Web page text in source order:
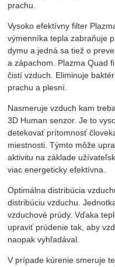
prachu.
Vysoko efektívny filter
výmenníka tepla zabraňuje
dymu a jedná sa tiež o
a zápachom. Plazma Quad
čistí vzduch. Eliminuje
prachu a plesní.
Nasmeruje vzduch kam
3D Human senzor. Je to
detekovať prítomnosť
miestnosti. Týmto môže
aktivitu na základe
viac energeticky efektívna.
Optimálna distribúcia
distribúciu vzduchu.
vzduchové prúdy. Vďaka
upraviť prúdenie tak, aby
naopak vyhľadával.
V prípade kúrenie smeruje